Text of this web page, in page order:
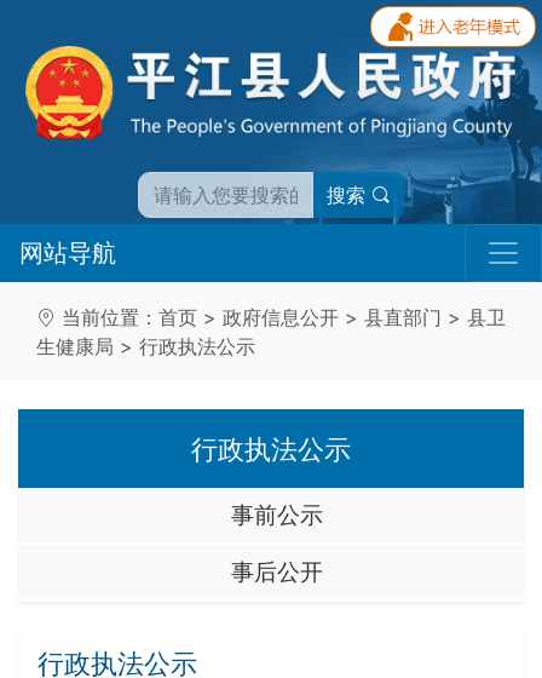
搜索
网站导航
当前位置： 首页 > 政府信息公开 > 县直部门 > 县卫
生健康局 > 行政执法公示
行政执法公示
事前公示
事后公开
行政执法公示